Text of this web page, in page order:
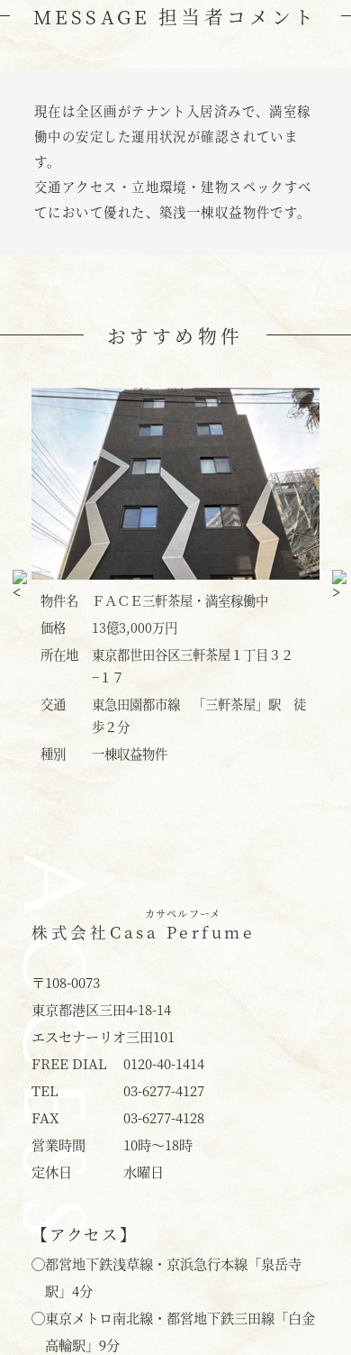
MESSAGE 担当者コメント
現在は全区画がテナント入居済みで、満室稼
働中の安定した運用状況が確認されていま
す。
交通アクセス・立地環境・建物スペックすべ
てにおいて優れた、築浅一棟収益物件です。
おすすめ物件
物件名
麻布十番 アポリアビル・高稼働中
価格
24億円
所在地
東京都港区麻布十番１丁目３−１
東京メトロ南北線・都営大江戸線
「麻布十番」駅 徒歩1分
一棟収益物件
物
ACCESS カサペルフーメ
株式会社 Casa Perfume
〒108-0073
東京都港区三田4-18-14
エスセナーリオ三田101
FREE DIAL
0120-40-1414
TEL
03-6277-4127
FAX
03-6277-4128
営業時間
10時〜18時
定休日
水曜日
【アクセス】
◯都営地下鉄浅草線・京浜急行本線「泉岳寺
駅」4分
◯東京メトロ南北線・都営地下鉄三田線「白金
高輪駅」9分